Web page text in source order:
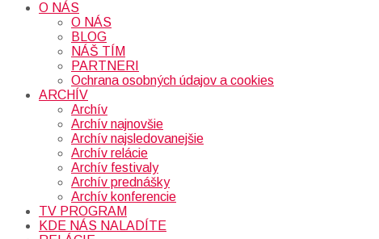
O NÁS
O NÁS
BLOG
NÁŠ TÍM
PARTNERI
Ochrana osobných údajov a cookies
ARCHÍV
Archív
Archív najnovšie
Archív najsledovanejšie
Archív relácie
Archív festivaly
Archív prednášky
Archív konferencie
TV PROGRAM
KDE NÁS NALADÍTE